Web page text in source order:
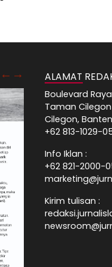
ALAMAT
Boulevard Raya
Taman
Cilegon, Banten
+62 813-1029-
Info Iklan :
+62 821-2000-
Kirim tulisan :